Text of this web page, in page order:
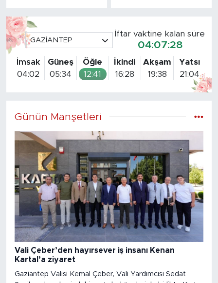
GAZİANTEP
İftar vaktine kalan süre
04:07:26
İmsak
04:02
Güneş
05:34
Öğle
12:41
İkindi
16:28
Akşam
19:38
Yatsı
21:04
Günün Manşetleri
Vali Çeber’den hayırsever iş insanı Kenan
Kartal’a ziyaret
Gaziantep Valisi Kemal Çeber, Vali Yardımcısı Sedat